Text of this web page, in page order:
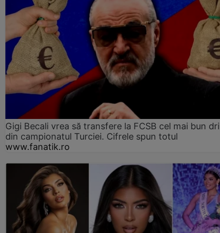
Gigi Becali vrea să transfere la FCSB cel mai bun
din campionatul Turciei. Cifrele spun totul
www.fanatik.ro